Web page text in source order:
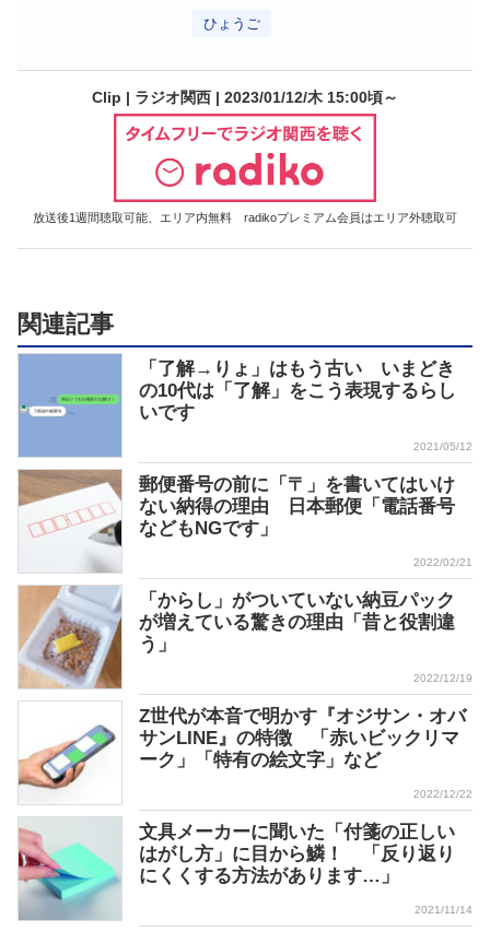
ひょうご
Clip | ラジオ関西 | 2023/01/12/木 15:00頃～
放送後1週間聴取可能、エリア内無料 radikoプレミアム会員はエリア外聴取可
関連記事
「了解→りょ」はもう古い いまどき
の10代は「了解」をこう表現するらし
いです
2021/05/12
郵便番号の前に「〒」を書いてはいけ
ない納得の理由 日本郵便「電話番号
などもNGです」
2022/02/21
「からし」がついていない納豆パック
が増えている驚きの理由「昔と役割違
う」
2022/12/19
Z世代が本音で明かす『オジサン・オバ
サンLINE』の特徴 「赤いビックリマ
ーク」「特有の絵文字」など
2022/12/22
文具メーカーに聞いた「付箋の正しい
はがし方」に目から鱗！ 「反り返り
にくくする方法があります…」
2021/11/14